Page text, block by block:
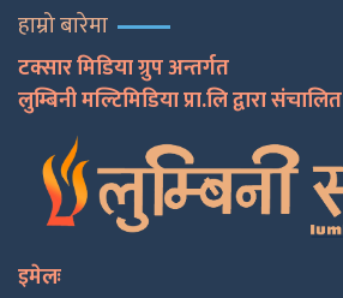
हाम्रो बारेमा
टक्सार मिडिया ग्रुप अन्तर्गत
लुम्बिनी मल्टिमिडिया प्रा.लि द्वारा संचालित
इमेलः